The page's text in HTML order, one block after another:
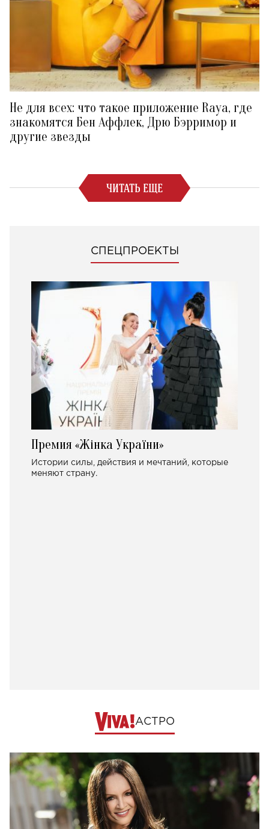
Не для всех: что такое приложение Raya, где
знакомятся Бен Аффлек, Дрю Бэрримор и
другие звезды
ЧИТАТЬ ЕЩЕ
СПЕЦПРОЕКТЫ
Премия «Жінка України»
Истории силы, действия и мечтаний, которые
меняют страну.
АСТРО